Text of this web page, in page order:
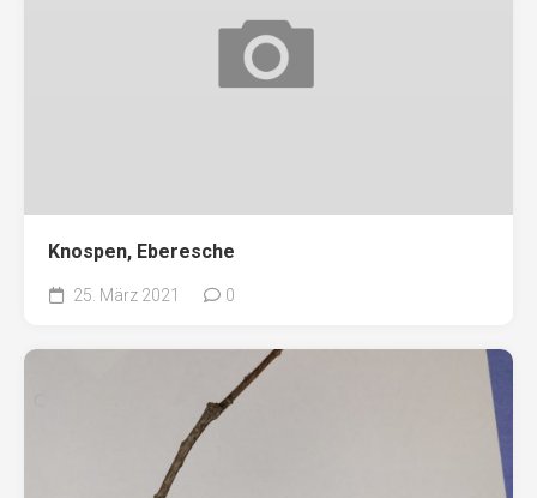
Knospen, Eberesche
25. März 2021 0